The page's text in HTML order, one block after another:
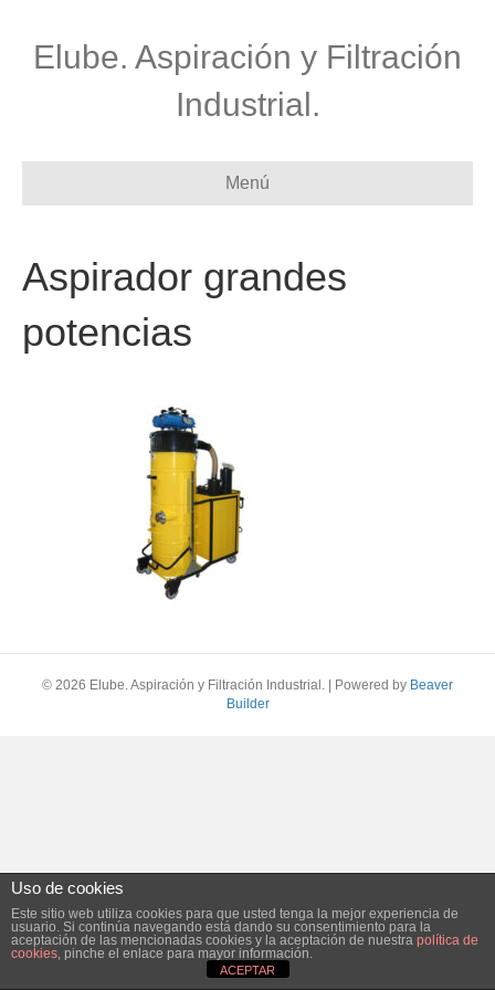
Elube. Aspiración y Filtración
Industrial.
Menú
Aspirador grandes
potencias
© 2026 Elube. Aspiración y Filtración Industrial. Powered by Beaver
Builder
Uso de cookies
Este sitio web utiliza cookies para que usted tenga la mejor experiencia de
usuario. Si continúa navegando está dando su consentimiento para la
aceptación de las mencionadas cookies y la aceptación de nuestra política de
cookies, pinche el enlace para mayor información.
ACEPTAR